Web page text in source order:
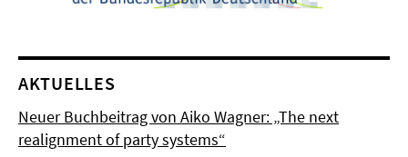
AKTUELLES
Neuer Buchbeitrag von Aiko Wagner: „The next
realignment of party systems“